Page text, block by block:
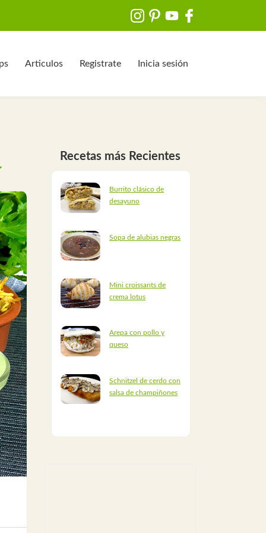
Articulos Registrate Inicia sesión
Recetas más Recientes
Burrito clásico de
desayuno
Sopa de alubias negras
Mini croissants de
crema lotus
Arepa con pollo y
queso
Schnitzel de cerdo con
salsa de champiñones